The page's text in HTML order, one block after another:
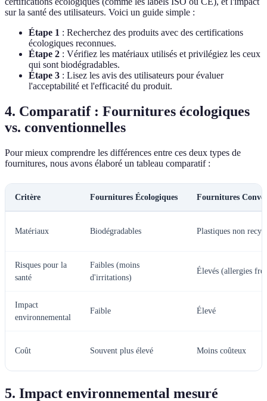
sur la santé des utilisateurs. Voici un guide simple :
Étape 1 : Recherchez des produits avec des certifications
écologiques reconnues.
Étape 2 : Vérifiez les matériaux utilisés et privilégiez les ceux
qui sont biodégradables.
Étape 3 : Lisez les avis des utilisateurs pour évaluer
l'acceptabilité et l'efficacité du produit.
4. Comparatif : Fournitures écologiques
vs. conventionnelles
Pour mieux comprendre les différences entre ces deux types de
fournitures, nous avons élaboré un tableau comparatif :
Critère Fournitures Écologiques Fournitures
Matériaux Biodégradables Plastiques non
Risques pour la
santé
Faibles (moins
d'irritations)
Élevés (allergies
Impact
environnemental
Faible Élevé
Coût Souvent plus élevé Moins coûteux
5. Impact environnemental mesuré